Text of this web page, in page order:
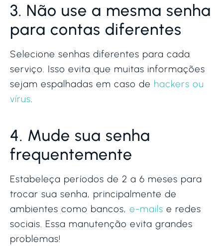
3. Não use a mesma senha
para contas diferentes
Selecione senhas diferentes para cada
serviço. Isso evita que muitas informações
sejam espalhadas em caso de hackers ou
vírus.
4. Mude sua senha
frequentemente
Estabeleça períodos de 2 a 6 meses para
trocar sua senha, principalmente de
ambientes como bancos, e-mails e redes
sociais. Essa manutenção evita grandes
problemas!